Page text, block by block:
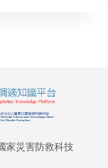
家災害防救科技